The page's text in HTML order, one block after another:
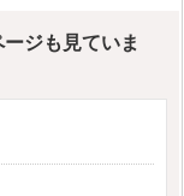
ジも見ていま